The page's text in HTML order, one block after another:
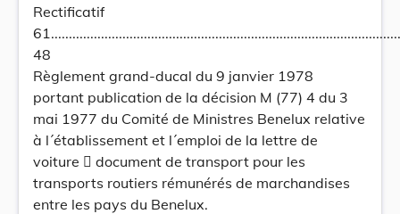
Rectificatif
48
Règlement grand-ducal du 9 janvier 1978
portant publication de la décision M (77) 4 du 3
mai 1977 du Comité de Ministres Benelux relative
à l´établissement et l´emploi de la lettre de
voiture  document de transport pour les
transports routiers rémunérés de marchandises
entre les pays du Benelux.